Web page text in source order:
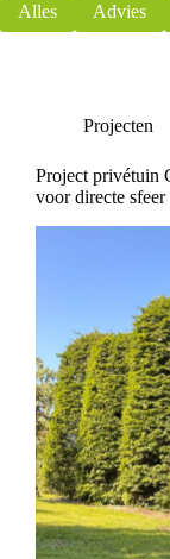
Alles Advies
Projecten
Project privétuin
voor directe